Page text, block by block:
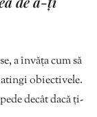
a învăța cum să
obiectivele.
decât dacă ți-